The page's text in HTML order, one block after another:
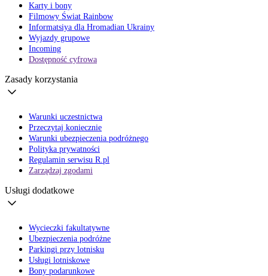
Karty i bony
Filmowy Świat Rainbow
Informatsiya dla Hromadian Ukrainy
Wyjazdy grupowe
Incoming
Dostępność cyfrowa
Zasady korzystania
Warunki uczestnictwa
Przeczytaj koniecznie
Warunki ubezpieczenia podróżnego
Polityka prywatności
Regulamin serwisu R.pl
Zarządzaj zgodami
Usługi dodatkowe
Wycieczki fakultatywne
Ubezpieczenia podróżne
Parkingi przy lotnisku
Usługi lotniskowe
Bony podarunkowe